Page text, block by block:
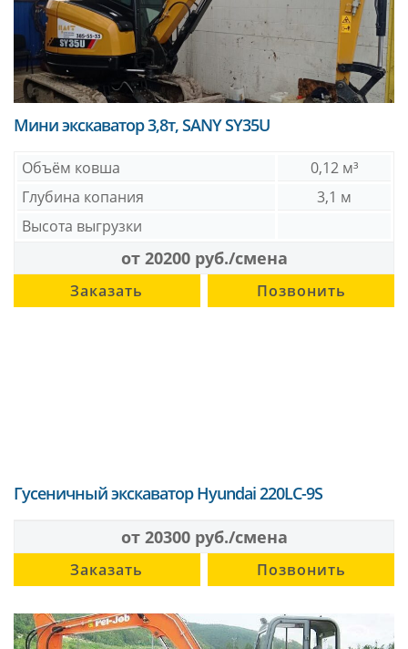
Мини экскаватор 3,8т, SANY SY35U
Объём ковша
0,12 м³
Глубина копания
3,1 м
Высота выгрузки
от 20200 руб./смена
Заказать Позвонить
Гусеничный экскаватор Hyundai 220LC-9S
от 20300 руб./смена
Заказать Позвонить